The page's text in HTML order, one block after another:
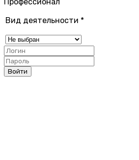
Вид деятельности *